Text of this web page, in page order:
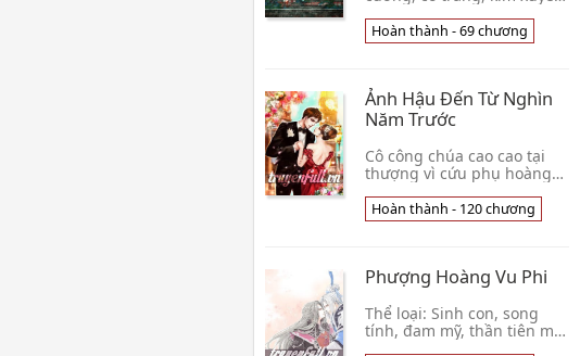
hoạt, ngọt văn, 1×1, HE Lưu
ý: ĐÂY LÀ ĐAM MỸ, COUPLE
Hoàn thành - 69 chương
Ảnh Hậu Đến Từ Nghìn
Năm Trước
Cô công chúa cao cao tại
thượng vì cứu phụ hoàng
mình. Không ngờ cô có cơ
hội sống lại, dù không phải
Hoàn thành - 120 chương
Phượng Hoàng Vu Phi
Thể loại: Sinh con, song
tính, đam mỹ, thần tiên ma